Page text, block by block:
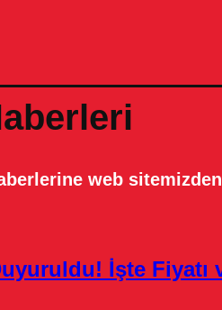
web
İşte Fiyatı